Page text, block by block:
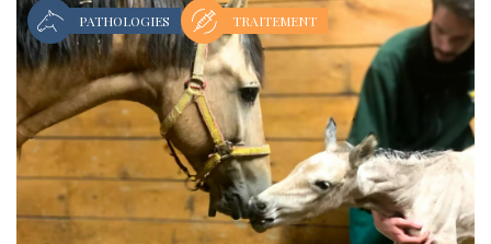
PATHOLOGIES TRAITEMENT